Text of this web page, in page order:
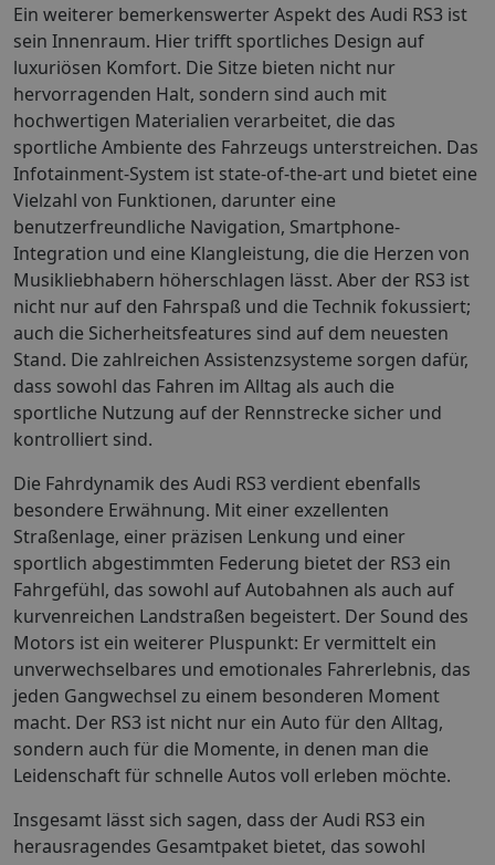
Ein weiterer bemerkenswerter Aspekt des Audi RS3 ist
sein Innenraum. Hier trifft sportliches Design auf
luxuriösen Komfort. Die Sitze bieten nicht nur
hervorragenden Halt, sondern sind auch mit
hochwertigen Materialien verarbeitet, die das
sportliche Ambiente des Fahrzeugs unterstreichen. Das
Infotainment-System ist state-of-the-art und bietet eine
Vielzahl von Funktionen, darunter eine
benutzerfreundliche Navigation, Smartphone-
Integration und eine Klangleistung, die die Herzen von
Musikliebhabern höherschlagen lässt. Aber der RS3 ist
nicht nur auf den Fahrspaß und die Technik fokussiert;
auch die Sicherheitsfeatures sind auf dem neuesten
Stand. Die zahlreichen Assistenzsysteme sorgen dafür,
dass sowohl das Fahren im Alltag als auch die
sportliche Nutzung auf der Rennstrecke sicher und
kontrolliert sind.
Die Fahrdynamik des Audi RS3 verdient ebenfalls
besondere Erwähnung. Mit einer exzellenten
Straßenlage, einer präzisen Lenkung und einer
sportlich abgestimmten Federung bietet der RS3 ein
Fahrgefühl, das sowohl auf Autobahnen als auch auf
kurvenreichen Landstraßen begeistert. Der Sound des
Motors ist ein weiterer Pluspunkt: Er vermittelt ein
unverwechselbares und emotionales Fahrerlebnis, das
jeden Gangwechsel zu einem besonderen Moment
macht. Der RS3 ist nicht nur ein Auto für den Alltag,
sondern auch für die Momente, in denen man die
Leidenschaft für schnelle Autos voll erleben möchte.
Insgesamt lässt sich sagen, dass der Audi RS3 ein
herausragendes Gesamtpaket bietet, das sowohl